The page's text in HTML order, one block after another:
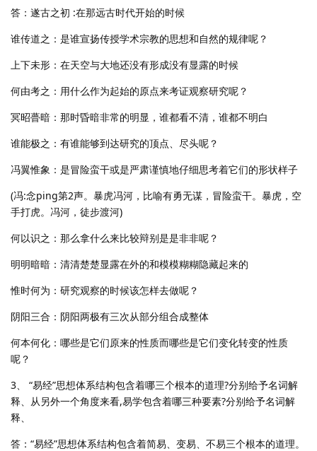
答：遂古之初 :在那远古时代开始的时候
谁传道之：是谁宣扬传授学术宗教的思想和自然的规律呢？
上下未形：在天空与大地还没有形成没有显露的时候
何由考之：用什么作为起始的原点来考证观察研究呢？
冥昭瞢暗：那时昏暗非常的明显，谁都看不清，谁都不明白
谁能极之：有谁能够到达研究的顶点、尽头呢？
冯翼惟象：是冒险蛮干或是严肃谨慎地仔细思考着它们的形状样子
(冯:念ping第2声。暴虎冯河，比喻有勇无谋，冒险蛮干。暴虎，空
手打虎。冯河，徒步渡河)
何以识之：那么拿什么来比较辩别是是非非呢？
明明暗暗：清清楚楚显露在外的和模模糊糊隐藏起来的
惟时何为：研究观察的时候该怎样去做呢？
阴阳三合：阴阳两极有三次从部分组合成整体
何本何化：哪些是它们原来的性质而哪些是它们变化转变的性质
呢？
3、 “易经”思想体系结构包含着哪三个根本的道理?分别给予名词解
释、从另外一个角度来看,易学包含着哪三种要素?分别给予名词解
释、
答：“易经”思想体系结构包含着简易、变易、不易三个根本的道理。